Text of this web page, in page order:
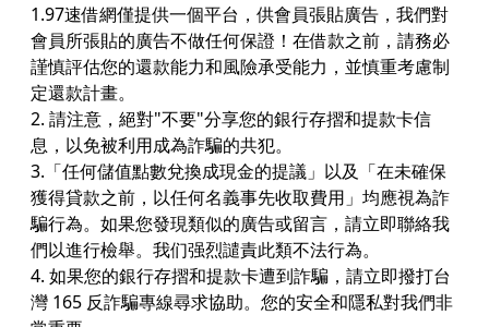
1.97速借網僅提供一個平台，供會員張貼廣告，我們對
會員所張貼的廣告不做任何保證！在借款之前，請務必
謹慎評估您的還款能力和風險承受能力，並慎重考慮制
定還款計畫。
2. 請注意，絕對"不要"分享您的銀行存摺和提款卡信
息，以免被利用成為詐騙的共犯。
3.「任何儲值點數兌換成現金的提議」以及「在未確保
獲得貸款之前，以任何名義事先收取費用」均應視為詐
騙行為。如果您發現類似的廣告或留言，請立即聯絡我
們以進行檢舉。我们强烈譴責此類不法行為。
4. 如果您的銀行存摺和提款卡遭到詐騙，請立即撥打台
灣 165 反詐騙專線尋求協助。您的安全和隱私對我們非